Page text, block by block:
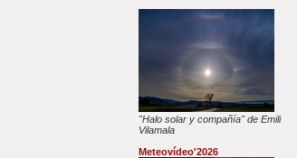
"Halo solar y compañía" de Emili
Vilamala
Meteovídeo'2026